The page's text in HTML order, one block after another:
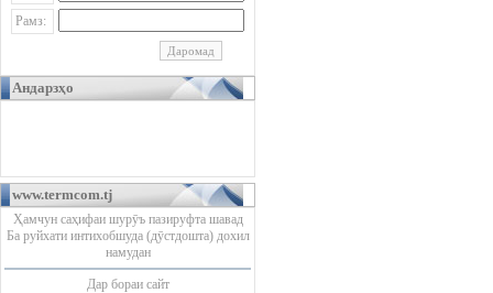
Рамз:
Андарзҳо
www.termcom.tj
Ҳамчун саҳифаи шурӯъ пазируфта шавад
Ба руйхати интихобшуда (дӯстдошта) дохил
намудан
Дар бораи сайт